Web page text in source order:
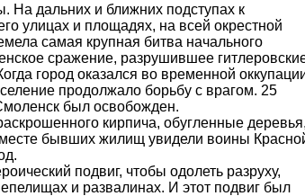
На дальних и ближних подступах к
улицах и площадях, на всей окрестной
самая крупная битва начального
сражение, разрушившее
город оказался во временной
продолжало борьбу с врагом. 25
был освобожден.
кирпича, обугленные
бывших жилищ увидели воины
подвиг, чтобы одолеть разруху,
и развалинах. И этот подвиг был